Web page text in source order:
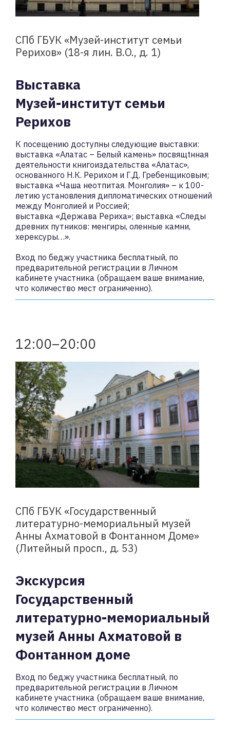
СПб ГБУК «Музей-институт семьи
Рерихов» (18-я лин. В.O., д. 1)
Выставка
Музей-институт семьи
Рерихов
К посещению доступны следующие выставки:
выставка «Алатас – Белый камень» посвящtнная
деятельности книгоиздательства «Алатас»,
основанного Н.К. Рерихом и Г.Д. Гребенщиковым;
выставка «Чаша неотпитая. Монголия» – к 100-
летию установления дипломатических отношений
между Монголией и Россией;
выставка «Держава Рериха»; выставка «Следы
древних путников: менгиры, оленные камни,
херексуры…».
Вход по беджу участника бесплатный, по
предварительной регистрации в Личном
кабинете участника (обращаем ваше внимание,
что количество мест ограниченно).
12:00–20:00
СПб ГБУК «Государственный
литературно-мемориальный музей
Анны Ахматовой в Фонтанном Доме»
(Литейный просп., д. 53)
Экскурсия
Государственный
литературно-мемориальный
музей Анны Ахматовой в
Фонтанном доме
Вход по беджу участника бесплатный, по
предварительной регистрации в Личном
кабинете участника (обращаем ваше внимание,
что количество мест ограниченно).